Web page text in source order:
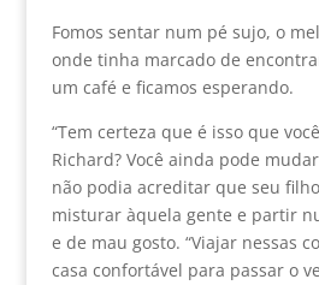
Fomos sentar num pé sujo, o
onde tinha marcado de
um café e ficamos esperando.
“Tem certeza que é isso que
Richard? Você ainda pode
não podia acreditar que seu
misturar àquela gente e partir
e de mau gosto. “Viajar nessas
casa confortável para passar o